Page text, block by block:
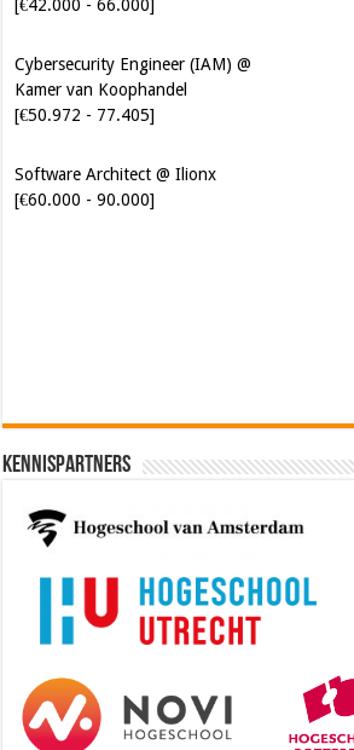
Kamer van Koophandel
[€50.972 - 77.405]
[€60.000 - 90.000]
Kennispartners